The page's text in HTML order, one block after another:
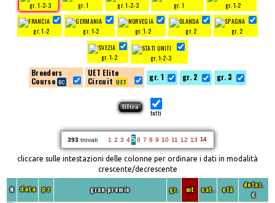
gr. 1-2-3 gr. 1 gr. 1-2-3 gr. 1 gr. 1-2
gr. 1-2 gr. 1-2 gr. 1-2 gr. 2 gr. 2
gr. 1-2 gr. 1-2-3
Breeders
Course
UET Elite
Circuit
gr. 1 gr. 2 gr. 3
tutti
393 trovati 1 2 3 456 7 8 9 10 11 12 13 14
cliccare sulle intestazioni delle colonne per ordinare i dati in modalità
crescente/decrescente
N data pz gran premio gr. mt cat. età
dotaz.
€